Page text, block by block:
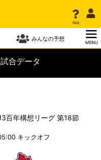
FAQ
みんなの予想
合データ
百年構想リーグ 第18節
キックオフ